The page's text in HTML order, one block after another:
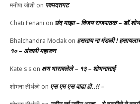
मनीषा जोशी on स्वमदतगट
Chati Fenani on छंद माझा – विजय राजपाठक –
Bhalchandra Modak on हसताय ना मंडळी‌ !
१० – अंजली महाजन
Kate s s on क्षण भारावलेले – १३ – शोभनाताई
शोभना तीर्थळी on एस एम एस वाढा हो..!! –